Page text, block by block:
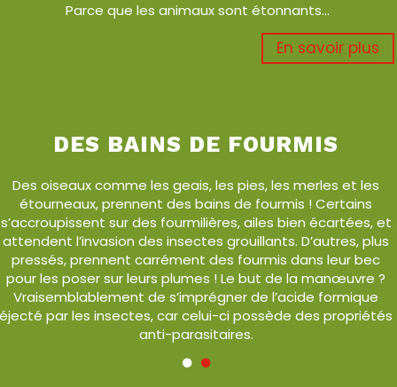
Parce que les animaux sont étonnants...
En savoir plus
DES BAINS DE FOURMIS
Des oiseaux comme les geais, les pies, les merles et les
étourneaux, prennent des bains de fourmis ! Certains
s’accroupissent sur des fourmilières, ailes bien écartées, et
attendent l’invasion des insectes grouillants. D’autres, plus
pressés, prennent carrément des fourmis dans leur bec
pour les poser sur leurs plumes ! Le but de la manœuvre ?
Vraisemblablement de s’imprégner de l’acide formique
éjecté par les insectes, car celui-ci possède des propriétés
anti-parasitaires.
• •